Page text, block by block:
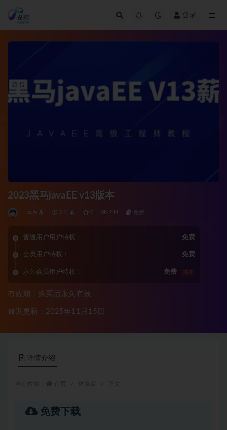
登录
2023黑马javaEE v13版本
体系课 3 年前 0 244 免费
普通用户用户特权： 免费
会员用户特权： 免费
永久会员用户特权： 免费 推荐
有效期：购买后永久有效
最近更新：2025年11月15日
详情介绍
免费下载